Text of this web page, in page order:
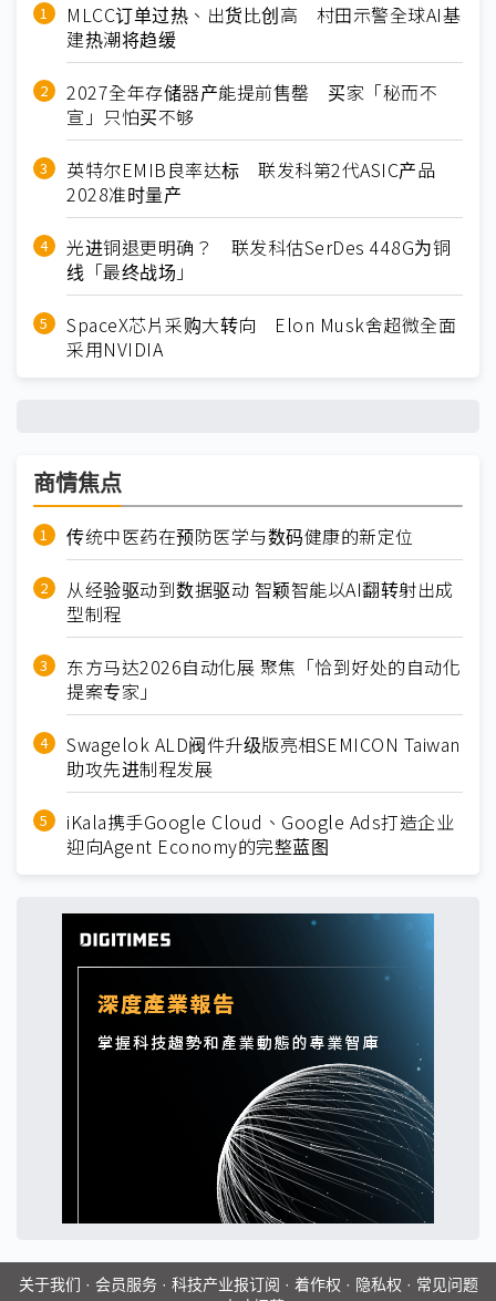
MLCC订单过热、出货比创高 村田示警全球AI基
建热潮将趋缓
2027全年存储器产能提前售罄 买家「秘而不
宣」只怕买不够
英特尔EMIB良率达标 联发科第2代ASIC产品
2028准时量产
光进铜退更明确？ 联发科估SerDes 448G为铜
线「最终战场」
SpaceX芯片采购大转向 Elon Musk舍超微全面
采用NVIDIA
商情焦点
传统中医药在预防医学与数码健康的新定位
从经验驱动到数据驱动 智颖智能以AI翻转射出成
型制程
东方马达2026自动化展 聚焦「恰到好处的自动化
提案专家」
Swagelok ALD阀件升级版亮相SEMICON Taiwan
助攻先进制程发展
iKala携手Google Cloud、Google Ads打造企业
迎向Agent Economy的完整蓝图
关于我们 · 会员服务· 科技产业报订阅 · 着作权 · 隐私权 · 常见问题